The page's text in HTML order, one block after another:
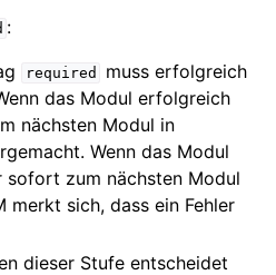
:
required
muss erfolgreich
das Modul erfolgreich
nächsten Modul in
Wenn das Modul
zum nächsten Modul
merkt sich, dass ein Fehler
dieser Stufe entscheidet